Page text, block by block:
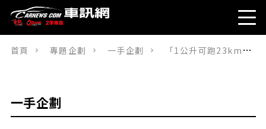
首頁 專題企劃 一手企劃 「1公升可跑23km以上」最新「“小型”SUV」！全長4.2m級Toyota Yaris Cross尺寸＆搭載1.2L inline-3 turbo！Fiat「Seicento Hybrid」是什麼樣的車？
一手企劃